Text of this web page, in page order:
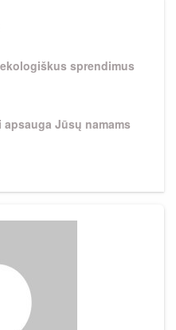
sprendimus
Jūsų namams